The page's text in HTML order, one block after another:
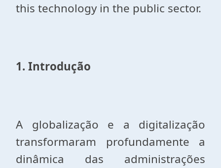
this technology in the public sector.
1. Introdução
A globalização e a digitalização
transformaram profundamente a
dinâmica das administrações